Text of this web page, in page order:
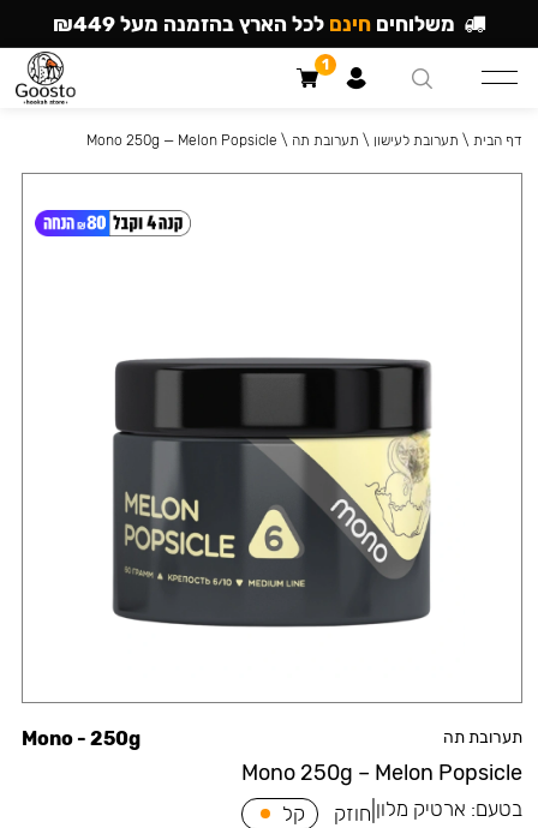
תערובת תה
Mono 250g – Melon Popsicle
Mono - 250g
בטעם: ארטיק מלון חוזק קל
דף הבית \ תערובת לעישון \ תערובת תה \
Mono 250g — Melon Popsicle
משלוחים חינם לכל הארץ בהזמנה מעל ₪449
1